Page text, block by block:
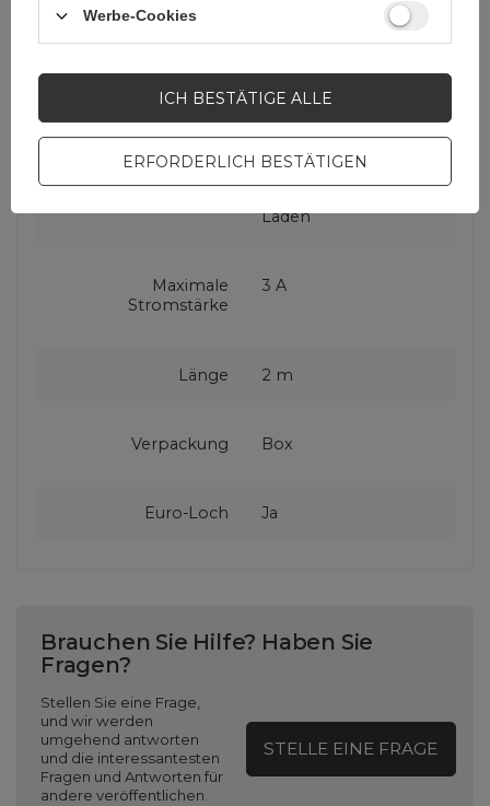
EAN 6941237136701
Kabel Funktion
Datenübertragung
Laden
Maximale
Stromstärke
3 A
Länge 2 m
Verpackung Box
Euro-Loch Ja
Brauchen Sie Hilfe? Haben Sie
Fragen?
Stellen Sie eine Frage,
und wir werden
umgehend antworten
und die interessantesten
Fragen und Antworten für
andere veröffentlichen.
STELLE EINE FRAGE
Werbe-Cookies
ERFORDERLICH BESTÄTIGEN
ICH BESTÄTIGE ALLE